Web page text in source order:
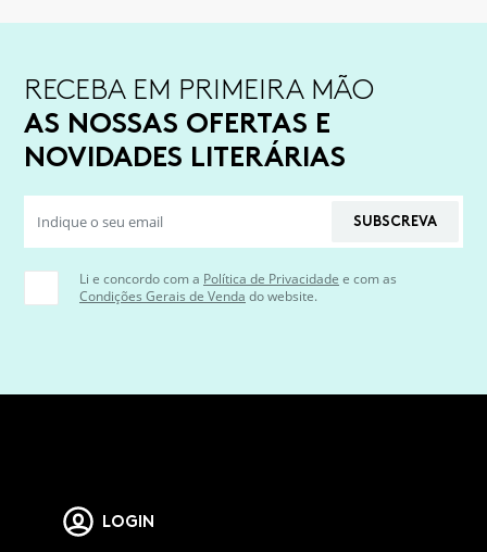
RECEBA EM PRIMEIRA MÃO
AS NOSSAS OFERTAS E
NOVIDADES LITERÁRIAS
SUBSCREVA
Li e concordo com a Política de Privacidade e com as
Condições Gerais de Venda do website.
LOGIN